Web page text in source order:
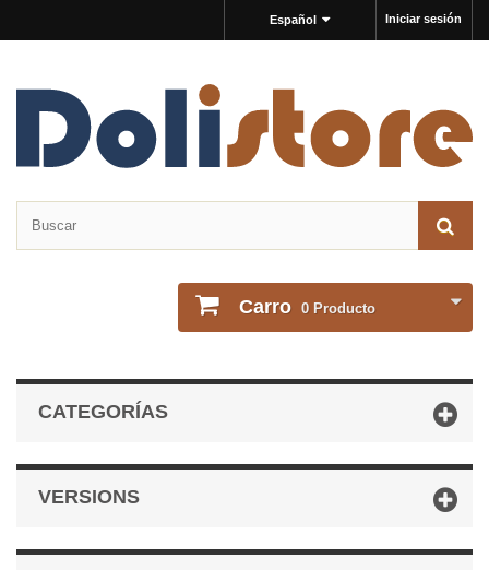
Iniciar sesión
Español
Carro 0 Producto
CATEGORÍAS
VERSIONS